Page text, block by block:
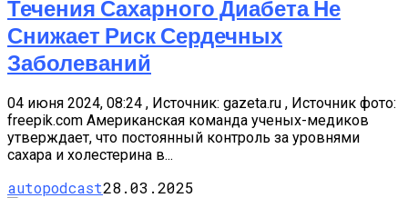
Течения Сахарного Диабета Не
Снижает Риск Сердечных
Заболеваний
04 июня 2024, 08:24 , Источник: gazeta.ru , Источник фото:
freepik.com Американская команда ученых-медиков
утверждает, что постоянный контроль за уровнями
сахара и холестерина в...
autopodcast28.03.2025